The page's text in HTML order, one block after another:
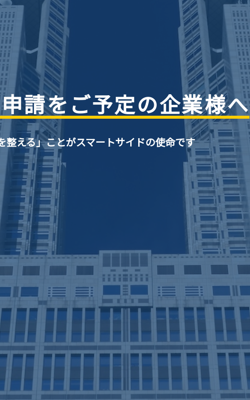
請をご予定の企業様へ
整える」ことがスマートサイドの使命です